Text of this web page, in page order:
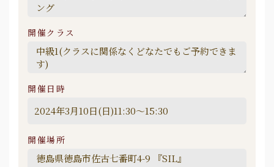
開催クラス
開催日時
開催場所